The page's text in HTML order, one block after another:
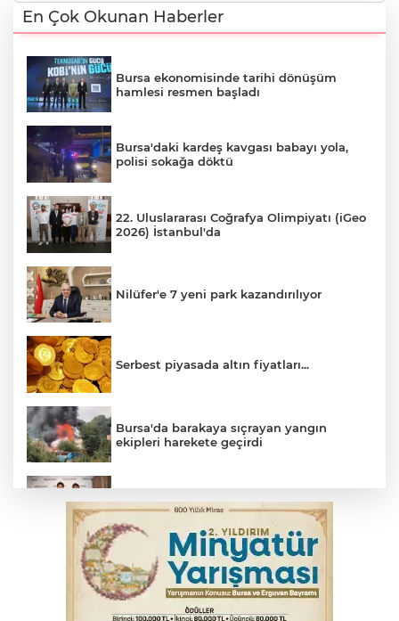
En Çok Okunan Haberler
Bursa ekonomisinde tarihi dönüşüm
hamlesi resmen başladı
Bursa'daki kardeş kavgası babayı yola,
polisi sokağa döktü
22. Uluslararası Coğrafya Olimpiyatı (iGeo
2026) İstanbul'da
Nilüfer'e 7 yeni park kazandırılıyor
Serbest piyasada altın fiyatları...
Bursa'da barakaya sıçrayan yangın
ekipleri harekete geçirdi
başladı
Yargıtay’dan primle çalışanlara müjde